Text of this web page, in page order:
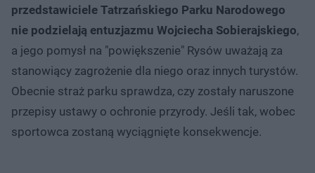
przedstawiciele Tatrzańskiego Parku Narodowego
nie podzielają entuzjazmu Wojciecha Sobierajskiego,
a jego pomysł na "powiększenie" Rysów uważają za
stanowiący zagrożenie dla niego oraz innych turystów.
Obecnie straż parku sprawdza, czy zostały naruszone
przepisy ustawy o ochronie przyrody. Jeśli tak, wobec
sportowca zostaną wyciągnięte konsekwencje.